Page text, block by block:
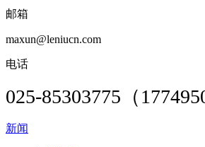
邮箱
maxun@leniucn.com
电话
025-85303775（
新闻